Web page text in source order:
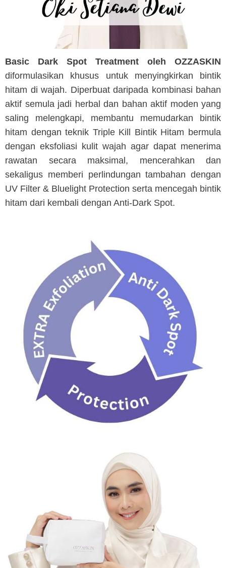
Basic Dark Spot Treatment oleh OZZASKIN
diformulasikan khusus untuk menyingkirkan bintik
hitam di wajah. Diperbuat daripada kombinasi bahan
aktif semula jadi herbal dan bahan aktif moden yang
saling melengkapi, membantu memudarkan bintik
hitam dengan teknik Triple Kill Bintik Hitam bermula
dengan eksfoliasi kulit wajah agar dapat menerima
rawatan secara maksimal, mencerahkan dan
sekaligus memberi perlindungan tambahan dengan
UV Filter & Bluelight Protection serta mencegah bintik
hitam dari kembali dengan Anti-Dark Spot.